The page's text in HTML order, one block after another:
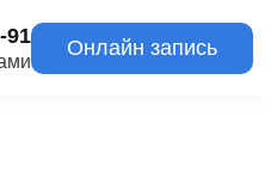
91 Онлайн запись